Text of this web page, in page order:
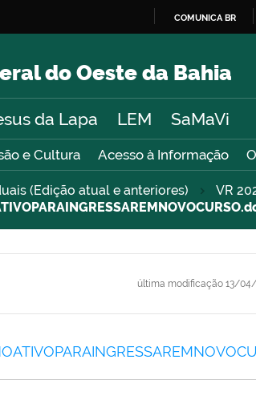
O
COMUNICA BR
do Oeste da Bahia
da Lapa LEM SaMaVi
e Cultura Acesso à Informação
(Edição atual e anteriores) VR
última modificação13/04/